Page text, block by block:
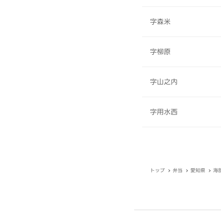
字森米
字柳原
字山之内
字用水西
トップ 弁当 愛知県 海